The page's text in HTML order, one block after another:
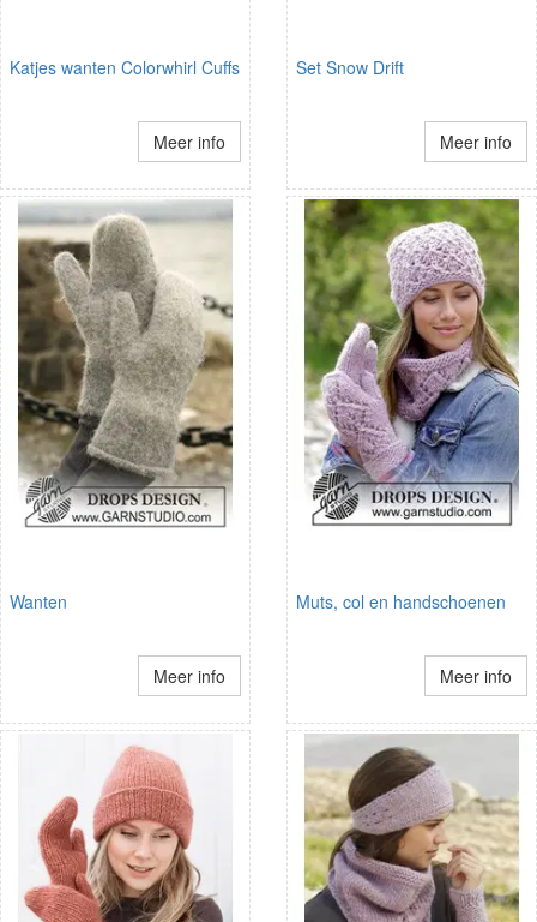
Katjes wanten Colorwhirl Cuffs
Meer info
Set Snow Drift
Meer info
Wanten
Meer info
Muts, col en handschoenen
Meer info